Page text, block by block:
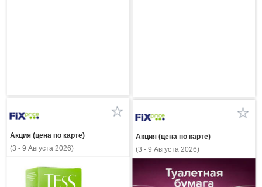
Акция (цена по карте)
(3 - 9 Августа 2026)
Акция (цена по карте)
(3 - 9 Августа 2026)